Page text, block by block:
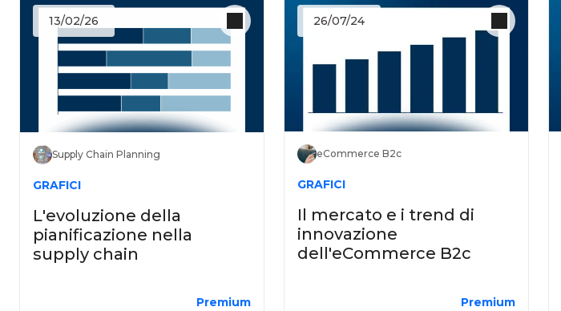
13/02/26
Supply Chain Planning
GRAFICI
L'evoluzione della
pianificazione nella
supply chain
Premium
26/07/24
eCommerce B2c
GRAFICI
Il mercato e i trend di
innovazione
dell'eCommerce B2c
Premium